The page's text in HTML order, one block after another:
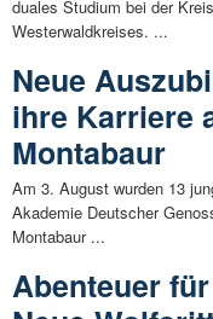
duales Studium bei der
Westerwaldkreises. ...
Neue
ihre Karriere
Montabaur
Am 3. August wurden 13
Akademie Deutscher
Montabaur ...
Abenteuer